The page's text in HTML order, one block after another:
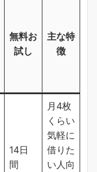
無料お
試し
主な特
徴
14日
間
月4枚
くらい
気軽に
借りた
い人向